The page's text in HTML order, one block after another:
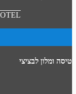
טיסה ומלון לבציצי